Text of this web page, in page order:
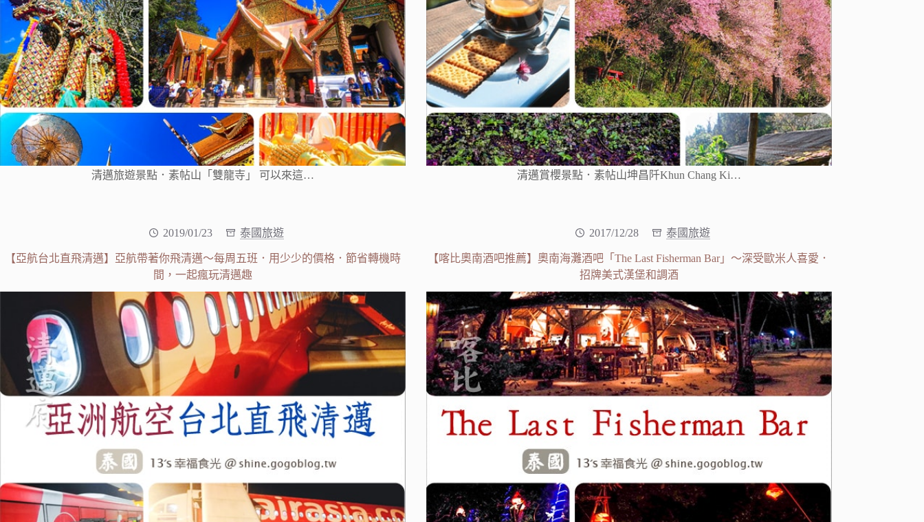
清邁旅遊景點．素帖山「雙龍寺」 可以來這… 清邁賞櫻景點．素帖山坤昌阡Khun Chang Ki…
2019/01/23 泰國旅遊
【亞航台北直飛清邁】亞航帶著你飛清邁～每周五班．用少少的價格．節省轉機時
間，一起瘋玩清邁趣
2017/12/28 泰國旅遊
【喀比奧南酒吧推薦】奧南海灘酒吧「The Last Fisherman Bar」～深受歐米人喜愛．
招牌美式漢堡和調酒